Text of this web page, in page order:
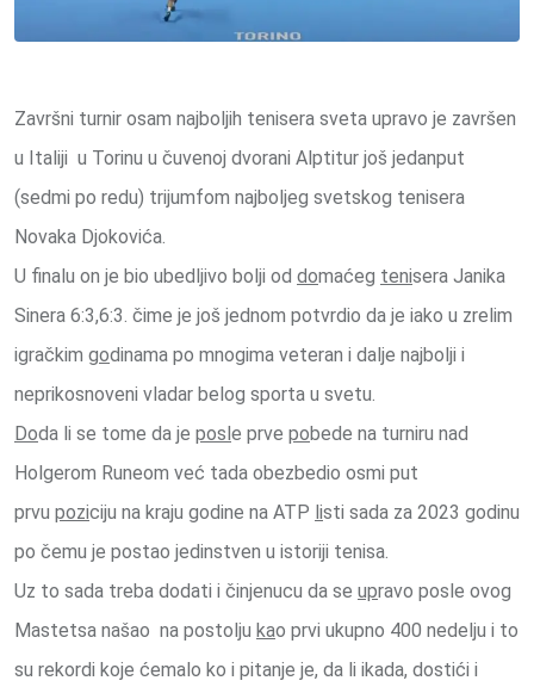
Završni turnir osam najboljih tenisera sveta upravo je završen
u Italiji u Torinu u čuvenoj dvorani Alptitur još jedanput
(sedmi po redu) trijumfom najboljeg svetskog tenisera
Novaka Djokovića.
U finalu on je bio ubedljivo bolji od domaćeg tenisera Janika
Sinera 6:3,6:3. čime je još jednom potvrdio da je iako u zrelim
igračkim godinama po mnogima veteran i dalje najbolji i
neprikosnoveni vladar belog sporta u svetu.
Doda li se tome da je posle prve pobede na turniru nad
Holgerom Runeom već tada obezbedio osmi put
prvu poziciju na kraju godine na ATP listi sada za 2023 godinu
po čemu je postao jedinstven u istoriji tenisa.
Uz to sada treba dodati i činjenucu da se upravo posle ovog
Mastetsa našao na postolju kao prvi ukupno 400 nedelju i to
su rekordi koje ćemalo ko i pitanje je, da li ikada, dostići i